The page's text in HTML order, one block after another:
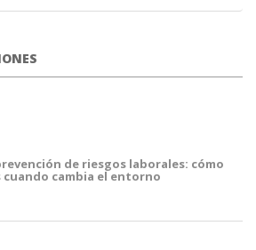
de riesgos laborales: cómo
cambia el entorno